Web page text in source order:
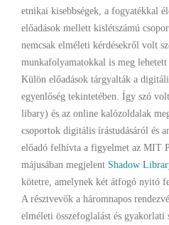
etnikai kisebbségek, a fogyatékkal
előadások mellett kislétszámú
nemcsak elméleti kérdésekről volt
munkafolyamatokkal is meg
Külön előadások tárgyalták a
egyenlőség tekintetében. Így szó
libary) és az online kalózoldalak
csoportok digitális írástudásáról és
előadó felhívta a figyelmet az MIT
májusában megjelent Shadow
kötetre, amelynek két átfogó nyitó
A résztvevők a háromnapos
elméleti összefoglalást és gyakorlati